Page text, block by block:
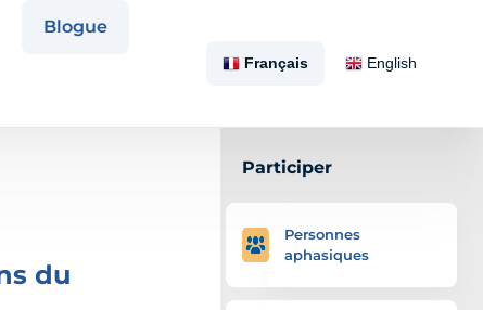
Blogue
Français English
du
Participer
Personnes
aphasiques